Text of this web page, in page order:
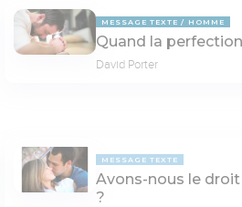
MESSAGE TEXTE HOMME
Quand la
David Porter
MESSAGE TEXTE
Avons-nous le
?